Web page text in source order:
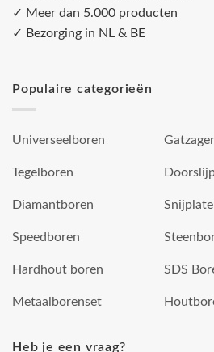
✓ Meer dan 5.000 producten
✓ Bezorging in NL & BE
Populaire categorieën
Universeelboren
Tegelboren
Diamantboren
Speedboren
Hardhout boren
Metaalborenset
SDS
Heb je een vraag?